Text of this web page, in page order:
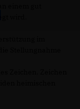
wird.